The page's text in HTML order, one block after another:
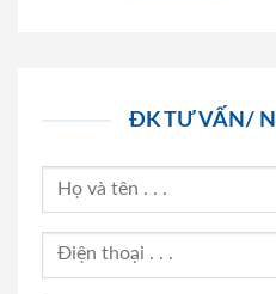
ĐK TƯ VẤN/